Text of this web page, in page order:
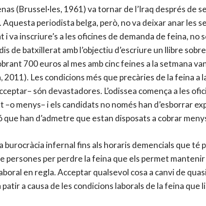
(Brussel·les, 1961) va tornar de l’Iraq després de
Aquesta periodista belga, però, no va deixar anar les
i va inscriure’s a les oficines de demanda de feina,
de batxillerat amb l’objectiu d’escriure un llibre
700 euros al mes amb cinc feines a la setmana
2011). Les condicions més que precàries de la feina a
són devastadores. L’odissea comença a les
–o menys– i els candidats no només han d’esborrar
han d’admetre que estan disposats a cobrar
burocràcia infernal fins als horaris demencials que té
persones per perdre la feina que els permet
en regla. Acceptar qualsevol cosa a canvi de
a causa de les condicions laborals de la feina que